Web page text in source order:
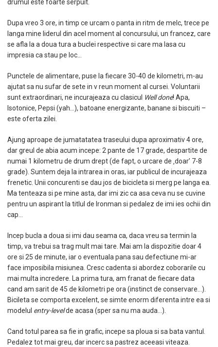
drumul este foarte serpuit.
Dupa vreo 3 ore, in timp ce urcam o panta in ritm de melc, trece pe
langa mine liderul din acel moment al concursului, un francez, care
se afla la a doua tura a buclei respective si care ma lasa cu
impresia ca stau pe loc…
Punctele de alimentare, puse la fiecare 30-40 de kilometri, m-au
ajutat sa nu sufar de sete in v reun moment al cursei. Voluntarii
sunt extraordinari, ne incurajeaza cu clasicul Well done! Apa,
Isotonice, Pepsi (yah…), batoane energizante, banane si biscuiti –
este oferta zilei.
Ajung aproape de jumatatatea traseului dupa aproximativ 4 ore,
dar greul de abia acum incepe: 2 pante de 17 grade, despartite de
numai 1 kilometru de drum drept (de fapt, o urcare de ‚doar’ 7-8
grade). Suntem deja la intrarea in oras, iar publicul de incurajeaza
frenetic. Unii concurenti se dau jos de bicicleta si merg pe langa ea.
Ma tenteaza si pe mine asta, dar imi zic ca asa ceva nu se cuvine
pentru un aspirant la titlul de Ironman si pedalez de imi ies ochii din
cap…
Incep bucla a doua si imi dau seama ca, daca vreu sa termin la
timp, va trebui sa trag mult mai tare. Mai am la dispozitie doar 4
ore si 25 de minute, iar o eventuala pana sau defectiune mi-ar
face imposibila misiunea. Cresc cadenta si abordez coborarile cu
mai multa incredere. La prima tura, am franat de fiecare data
cand am sarit de 45 de kilometri pe ora (instinct de conservare…).
Bicileta se comporta excelent, se simte enorm diferenta intre ea si
modelul entry-levelde acasa (sper sa nu ma auda…).
Cand totul parea sa fie in grafic, incepe sa ploua si sa bata vantul.
Pedalez tot mai greu, dar incerc sa pastrez aceeasi viteaza.